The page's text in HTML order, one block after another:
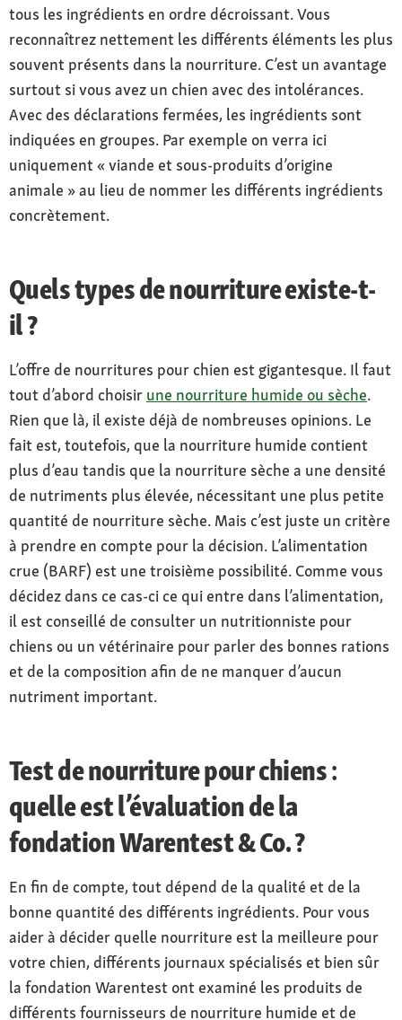
tous les ingrédients en ordre décroissant. Vous
reconnaîtrez nettement les différents éléments les plus
souvent présents dans la nourriture. C’est un avantage
surtout si vous avez un chien avec des intolérances.
Avec des déclarations fermées, les ingrédients sont
indiquées en groupes. Par exemple on verra ici
uniquement « viande et sous-produits d’origine
animale » au lieu de nommer les différents ingrédients
concrètement.
Quels types de nourriture existe-t-
il ?
L’offre de nourritures pour chien est gigantesque. Il faut
tout d’abord choisir une nourriture humide ou sèche.
Rien que là, il existe déjà de nombreuses opinions. Le
fait est, toutefois, que la nourriture humide contient
plus d’eau tandis que la nourriture sèche a une densité
de nutriments plus élevée, nécessitant une plus petite
quantité de nourriture sèche. Mais c’est juste un critère
à prendre en compte pour la décision. L’alimentation
crue (BARF) est une troisième possibilité. Comme vous
décidez dans ce cas-ci ce qui entre dans l’alimentation,
il est conseillé de consulter un nutritionniste pour
chiens ou un vétérinaire pour parler des bonnes rations
et de la composition afin de ne manquer d’aucun
nutriment important.
Test de nourriture pour chiens :
quelle est l’évaluation de la
fondation Warentest & Co. ?
En fin de compte, tout dépend de la qualité et de la
bonne quantité des différents ingrédients. Pour vous
aider à décider quelle nourriture est la meilleure pour
votre chien, différents journaux spécialisés et bien sûr
la fondation Warentest ont examiné les produits de
différents fournisseurs de nourriture humide et de